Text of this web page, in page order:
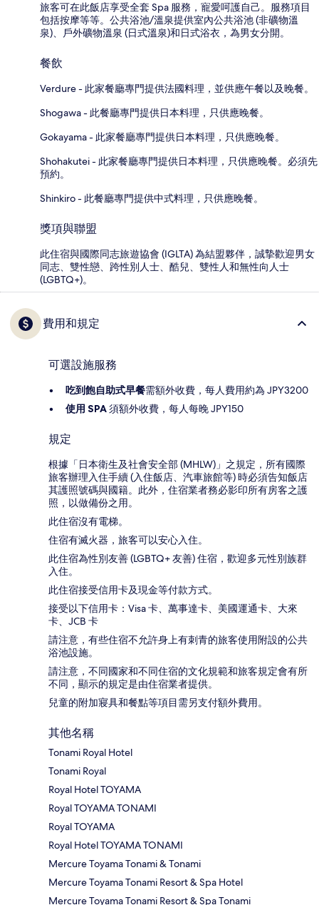
旅客可在此飯店享受全套 Spa 服務，寵愛呵護自己。服務項目
包括按摩等等。公共浴池/溫泉提供室內公共浴池 (非礦物溫
泉)、戶外礦物溫泉 (日式溫泉)和日式浴衣，為男女分開。
餐飲
Verdure - 此家餐廳專門提供法國料理，並供應午餐以及晚餐。
Shogawa - 此餐廳專門提供日本料理，只供應晚餐。
Gokayama - 此家餐廳專門提供日本料理，只供應晚餐。
Shohakutei - 此家餐廳專門提供日本料理，只供應晚餐。必須先
預約。
Shinkiro - 此餐廳專門提供中式料理，只供應晚餐。
獎項與聯盟
此住宿與國際同志旅遊協會 (IGLTA) 為結盟夥伴，誠摯歡迎男女
同志、雙性戀、跨性別人士、酷兒、雙性人和無性向人士
(LGBTQ+)。
費用和規定
可選設施服務
吃到飽自助式早餐需額外收費，每人費用約為 JPY3200
使用 SPA須額外收費，每人每晚 JPY150
規定
根據「日本衛生及社會安全部 (MHLW)」之規定，所有國際
旅客辦理入住手續 (入住飯店、汽車旅館等) 時必須告知飯店
其護照號碼與國籍。此外，住宿業者務必影印所有房客之護
照，以做備份之用。
此住宿沒有電梯。
住宿有滅火器，旅客可以安心入住。
此住宿為性別友善 (LGBTQ+ 友善) 住宿，歡迎多元性別族群
入住。
此住宿接受信用卡及現金等付款方式。
接受以下信用卡：Visa 卡、萬事達卡、美國運通卡、大來
卡、JCB 卡
請注意，有些住宿不允許身上有刺青的旅客使用附設的公共
浴池設施。
請注意，不同國家和不同住宿的文化規範和旅客規定會有所
不同，顯示的規定是由住宿業者提供。
兒童的附加寢具和餐點等項目需另支付額外費用。
其他名稱
Tonami Royal Hotel
Tonami Royal
Royal Hotel TOYAMA
Royal TOYAMA TONAMI
Royal TOYAMA
Royal Hotel TOYAMA TONAMI
Mercure Toyama Tonami & Tonami
Mercure Toyama Tonami Resort & Spa Hotel
Mercure Toyama Tonami Resort & Spa Tonami